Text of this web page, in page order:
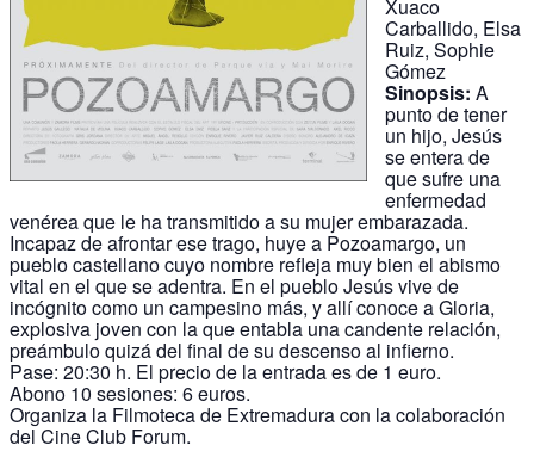
Xuaco
Carballido, Elsa
Ruiz, Sophie
Gómez
Sinopsis: A
punto de tener
un hijo, Jesús
se entera de
que sufre una
enfermedad
venérea que le ha transmitido a su mujer embarazada.
Incapaz de afrontar ese trago, huye a Pozoamargo, un
pueblo castellano cuyo nombre refleja muy bien el abismo
vital en el que se adentra. En el pueblo Jesús vive de
incógnito como un campesino más, y allí conoce a Gloria,
explosiva joven con la que entabla una candente relación,
preámbulo quizá del final de su descenso al infierno.
Pase: 20:30 h. El precio de la entrada es de 1 euro.
Abono 10 sesiones: 6 euros.
Organiza la Filmoteca de Extremadura con la colaboración
del Cine Club Forum.